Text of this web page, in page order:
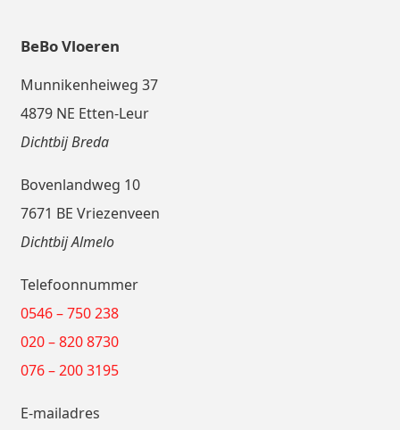
BeBo Vloeren
Munnikenheiweg 37
4879 NE Etten-Leur
Dichtbij Breda
Bovenlandweg 10
7671 BE Vriezenveen
Dichtbij Almelo
Telefoonnummer
0546 – 750 238
020 – 820 8730
076 – 200 3195
E-mailadres